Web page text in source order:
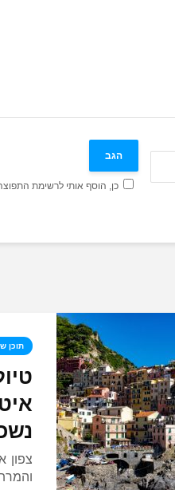
כן, הוסף אותי לרשימת
תוכן
צפון